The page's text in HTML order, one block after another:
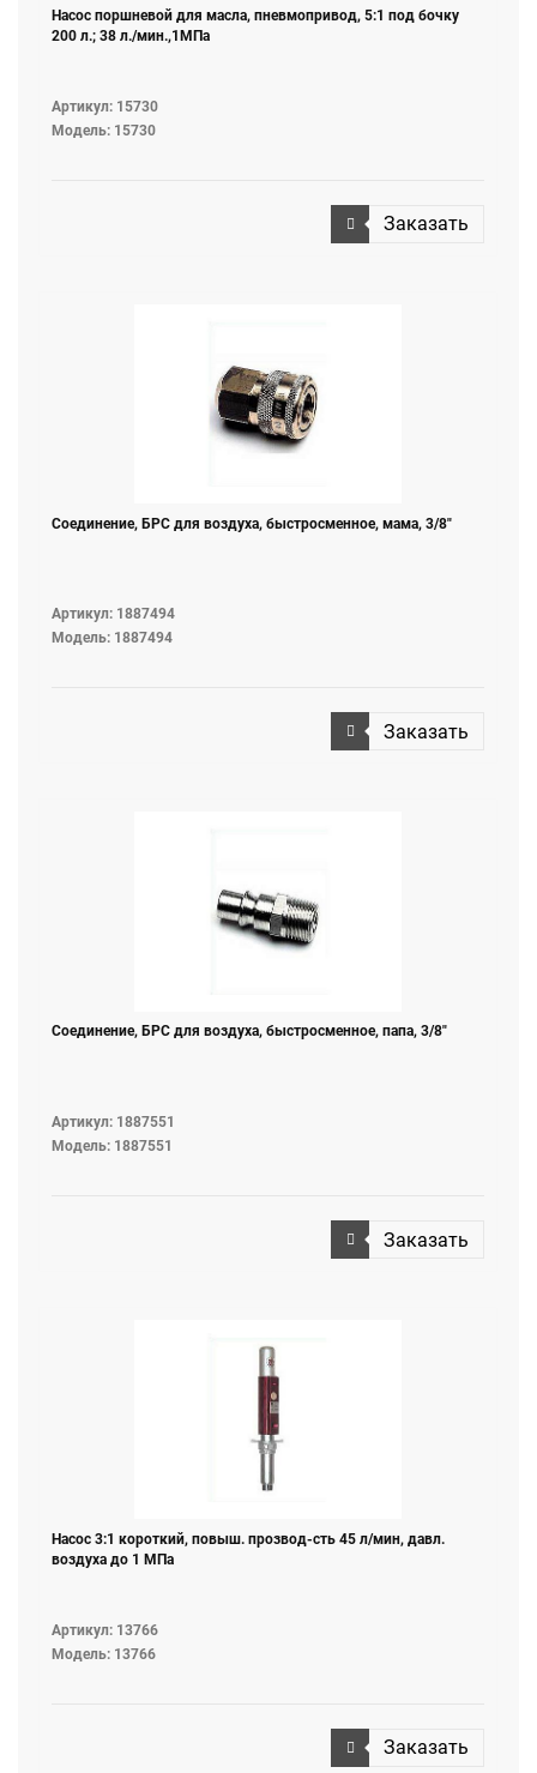
Насос поршневой для масла, пневмопривод, 5:1 под бочку
200 л.; 38 л./мин.,1МПа
Артикул: 15730
Модель: 15730
Заказать
Соединение, БРС для воздуха, быстросменное, мама, 3/8"
Артикул: 1887494
Модель: 1887494
Заказать
Соединение, БРС для воздуха, быстросменное, папа, 3/8"
Артикул: 1887551
Модель: 1887551
Заказать
Насос 3:1 короткий, повыш. прозвод-сть 45 л/мин, давл.
воздуха до 1 МПа
Артикул: 13766
Модель: 13766
Заказать